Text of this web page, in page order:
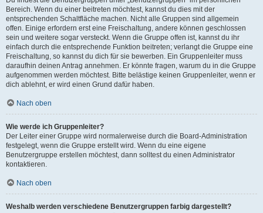
Bereich. Wenn du einer beitreten möchtest, kannst du dies mit der
entsprechenden Schaltfläche machen. Nicht alle Gruppen sind allgemein
offen. Einige erfordern erst eine Freischaltung, andere können geschlossen
sein und weitere sogar versteckt. Wenn die Gruppe offen ist, kannst du ihr
einfach durch die entsprechende Funktion beitreten; verlangt die Gruppe eine
Freischaltung, so kannst du dich für sie bewerben. Ein Gruppenleiter muss
daraufhin deinen Antrag annehmen. Er könnte fragen, warum du in die Gruppe
aufgenommen werden möchtest. Bitte belästige keinen Gruppenleiter, wenn er
dich ablehnt, er wird einen Grund dafür haben.
Nach oben
Wie werde ich Gruppenleiter?
Der Leiter einer Gruppe wird normalerweise durch die Board-Administration
festgelegt, wenn die Gruppe erstellt wird. Wenn du eine eigene
Benutzergruppe erstellen möchtest, dann solltest du einen Administrator
kontaktieren.
Nach oben
Weshalb werden verschiedene Benutzergruppen farbig dargestellt?